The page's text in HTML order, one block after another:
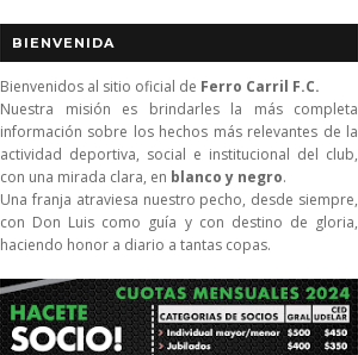
BIENVENIDA
Bienvenidos al sitio oficial de Ferro Carril F.C.
Nuestra misión es brindarles la más completa
información sobre los hechos más relevantes de la
actividad deportiva, social e institucional del club,
con una mirada clara, en blanco y negro.
Una franja atraviesa nuestro pecho, desde siempre,
con Don Luis como guía y con destino de gloria,
haciendo honor a diario a tantas copas.